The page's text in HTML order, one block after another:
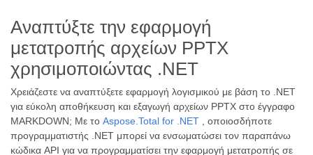
Αναπτύξτε την εφαρμογή
μετατροπής αρχείων PPTX
χρησιμοποιώντας .NET
Χρειάζεστε να αναπτύξετε εφαρμογή λογισμικού με βάση το .NET
για εύκολη αποθήκευση και εξαγωγή αρχείων PPTX στο έγγραφο
MARKDOWN; Με το Aspose.Total for .NET , οποιοσδήποτε
προγραμματιστής .NET μπορεί να ενσωματώσει τον παραπάνω
κώδικα API για να προγραμματίσει την εφαρμογή μετατροπής σε